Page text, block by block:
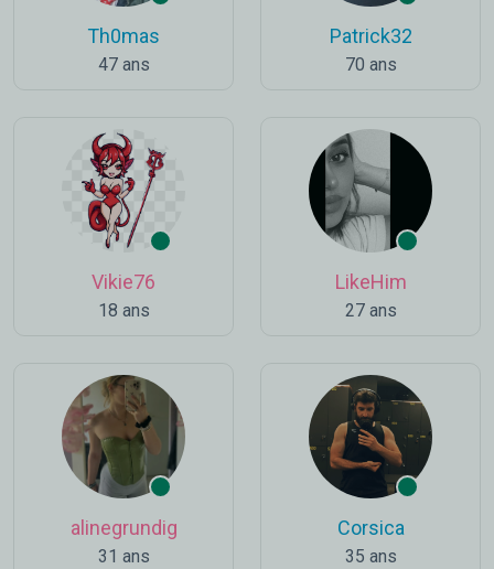
Th0mas
47 ans
Patrick32
70 ans
Vikie76
18 ans
LikeHim
27 ans
alinegrundig
31 ans
Corsica
35 ans